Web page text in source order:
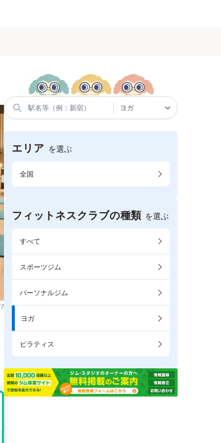
エリア を選ぶ
全国
フィットネスクラブの種類 を選ぶ
すべて
スポーツジム
パーソナルジム
ヨガ
ピラティス